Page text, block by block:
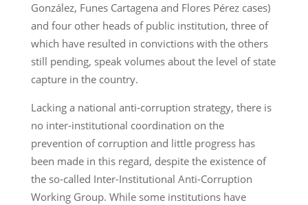
González, Funes Cartagena and Flores Pérez cases)
and four other heads of public institution, three of
which have resulted in convictions with the others
still pending, speak volumes about the level of state
capture in the country.
Lacking a national anti-corruption strategy, there is
no inter-institutional coordination on the
prevention of corruption and little progress has
been made in this regard, despite the existence of
the so-called Inter-Institutional Anti-Corruption
Working Group. While some institutions have